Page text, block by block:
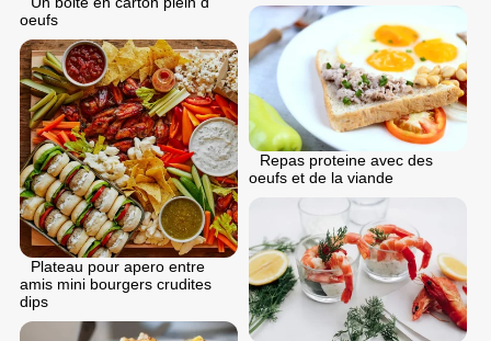
oeufs
Repas proteine avec des
oeufs et de la viande
Plateau pour apero entre
amis mini bourgers crudites
dips